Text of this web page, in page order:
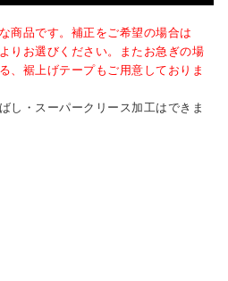
商品です。補正をご希望の場合は
りお選びください。またお急ぎの場
、裾上げテープもご用意しておりま
し・スーパークリース加工はできま